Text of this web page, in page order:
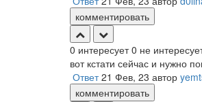
комментировать
0 интересует 0 не
вот кстати сейчас и нужно
Ответ 21 Фев, 23 автор
комментировать